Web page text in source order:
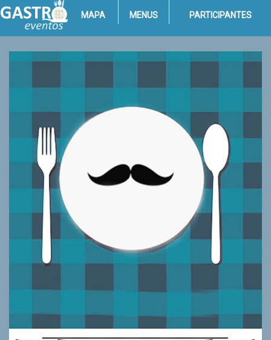
MAPA MENUS PARTICIPANTES